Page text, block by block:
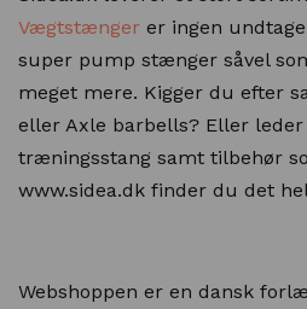
Vægtstænger er ingen
super pump stænger såvel
meget mere. Kigger du efter
eller Axle barbells? Eller
træningsstang samt tilbehør
www.sidea.dk finder du det
Webshoppen er en dansk